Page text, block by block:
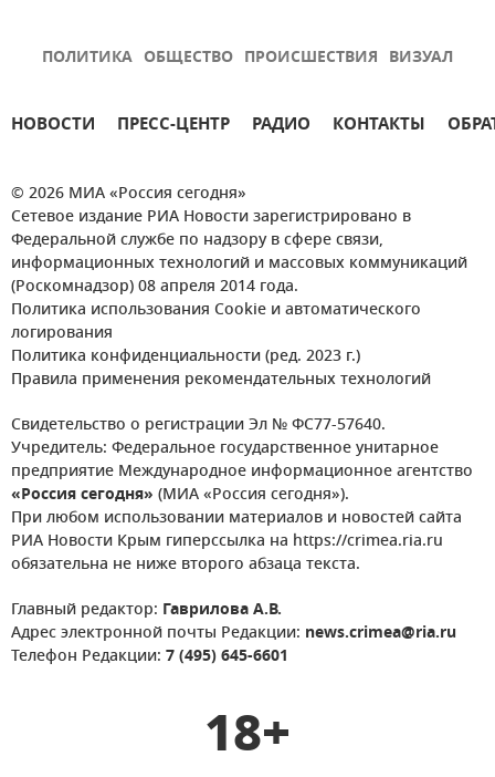
ПОЛИТИКА ОБЩЕСТВО ПРОИСШЕСТВИЯ ВИЗУАЛ
НОВОСТИ ПРЕСС-ЦЕНТР РАДИО КОНТАКТЫ
© 2026 МИА «Россия сегодня»
Сетевое издание РИА Новости зарегистрировано в
Федеральной службе по надзору в сфере связи,
информационных технологий и массовых коммуникаций
(Роскомнадзор) 08 апреля 2014 года.
Политика использования Cookie и автоматического
логирования
Политика конфиденциальности (ред. 2023 г.)
Правила применения рекомендательных технологий
Свидетельство о регистрации Эл № ФС77-57640.
Учредитель: Федеральное государственное унитарное
предприятие Международное информационное агентство
«Россия сегодня» (МИА «Россия сегодня»).
При любом использовании материалов и новостей сайта
РИА Новости Крым гиперссылка на https://crimea.ria.ru
обязательна не ниже второго абзаца текста.
Главный редактор: Гаврилова А.В.
Адрес электронной почты Редакции: news.crimea@ria.ru
Телефон Редакции: 7 (495) 645-6601
18+